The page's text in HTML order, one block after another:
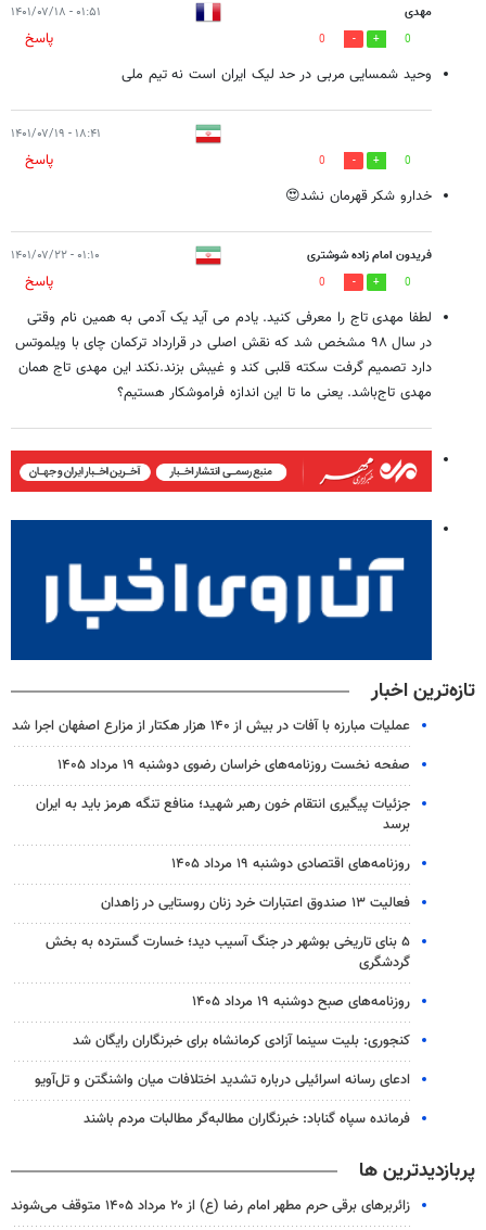
مهدی ۰۱:۵۱ - ۱۴۰۱/۰۷/۱۸
0
0
پاسخ
وحید شمسایی مربی در حد لیک ایران است نه تیم ملی
۱۸:۴۱ - ۱۴۰۱/۰۷/۱۹
0
0
پاسخ
خدارو شکر قهرمان نشد😍
فریدون امام زاده شوشتری ۰۱:۱۰ - ۱۴۰۱/۰۷/۲۲
0
0
پاسخ
لطفا مهدی تاج را معرفی کنید. یادم می آید یک آدمی به همین نام وقتی
در سال ۹۸ مشخص شد که نقش اصلی در قرارداد ترکمان چای با ویلموتس
دارد تصمیم گرفت سکته قلبی کند و غیبش بزند.نکند این مهدی تاج همان
مهدی تاج‌باشد. یعنی ما تا این اندازه فراموشکار هستیم؟
تازه‌ترین اخبار
عملیات مبارزه با آفات در بیش از ۱۴۰ هزار هکتار از مزارع اصفهان اجرا شد
صفحه نخست روزنامه‌های خراسان رضوی دوشنبه ۱۹ مرداد ۱۴۰۵
جزئیات پیگیری انتقام خون رهبر شهید؛ منافع تنگه هرمز باید به ایران
برسد
روزنامه‌های اقتصادی دوشنبه ۱۹ مرداد ۱۴۰۵
فعالیت ۱۳ صندوق اعتبارات خرد زنان روستایی در زاهدان
۵ بنای تاریخی بوشهر در جنگ آسیب دید؛ خسارت گسترده به بخش
گردشگری
روزنامه‌های صبح دوشنبه ۱۹ مرداد ۱۴۰۵
کنجوری: بلیت سینما آزادی کرمانشاه برای خبرنگاران رایگان شد
ادعای رسانه اسرائیلی درباره تشدید اختلافات میان واشنگتن و تل‌آویو
فرمانده سپاه گناباد: خبرنگاران مطالبه‌گر مطالبات مردم باشند
پربازدیدترین ها
زائربرهای برقی حرم مطهر امام رضا (ع) از ۲۰ مرداد ۱۴۰۵ متوقف می‌شوند